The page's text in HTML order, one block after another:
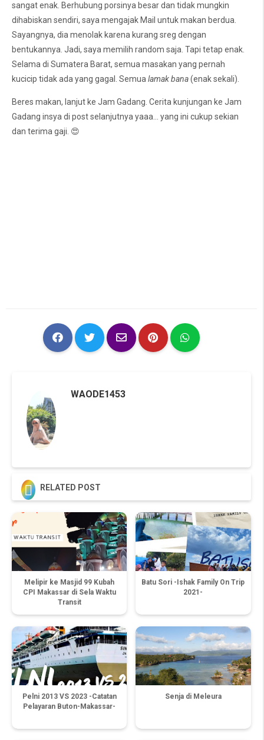
sangat enak. Berhubung porsinya besar dan tidak mungkin
dihabiskan sendiri, saya mengajak Mail untuk makan berdua.
Sayangnya, dia menolak karena kurang sreg dengan
bentukannya. Jadi, saya memilih random saja. Tapi tetap enak.
Selama di Sumatera Barat, semua masakan yang pernah
kucicip tidak ada yang gagal. Semualamak bana(enak sekali).
Beres makan, lanjut ke Jam Gadang. Cerita kunjungan ke Jam
Gadang insya di post selanjutnya yaaa... yang ini cukup sekian
dan terima gaji. 😍
WAODE1453
 RELATED POST
Melipir ke Masjid 99 Kubah
CPI Makassar di Sela Waktu
Transit
Batu Sori -Ishak Family On Trip
2021-
Pelni 2013 VS 2023 -Catatan
Pelayaran Buton-Makassar-
Senja di Meleura